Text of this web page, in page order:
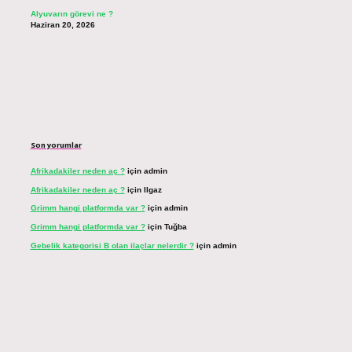
Alyuvarın görevi ne ?
Haziran 20, 2026
Son yorumlar
Afrikadakiler neden aç ?için admin
Afrikadakiler neden aç ?için Ilgaz
Grimm hangi platformda var ?için admin
Grimm hangi platformda var ?için Tuğba
Gebelik kategorisi B olan ilaçlar nelerdir ?için admin